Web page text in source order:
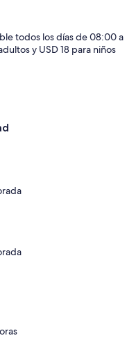
todos los días de 08:00 a
y USD 18 para niños